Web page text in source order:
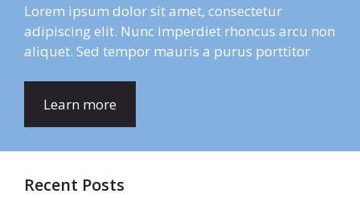
Lorem ipsum dolor sit amet, consectetur
adipiscing elit. Nunc imperdiet rhoncus arcu non
aliquet. Sed tempor mauris a purus porttitor
Learn more
Recent Posts